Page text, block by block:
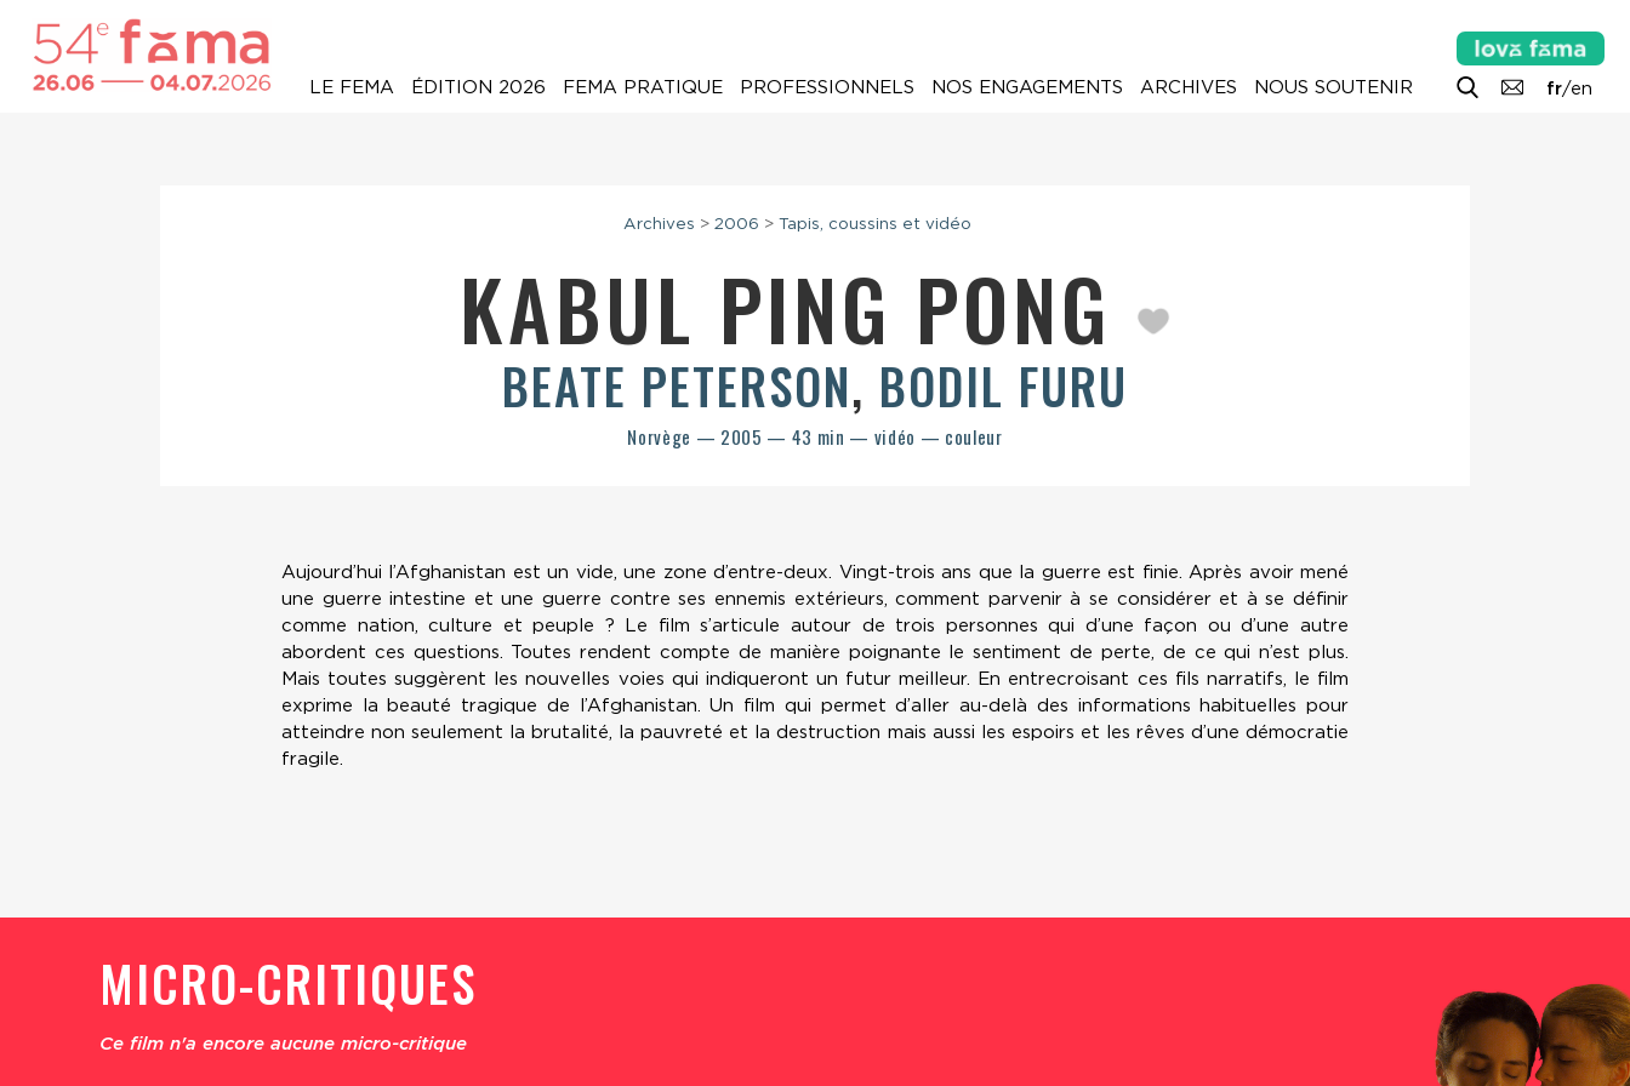
fr/en
LE FEMA ÉDITION 2026 FEMA PRATIQUE PROFESSIONNELS NOS ENGAGEMENTS ARCHIVES NOUS SOUTENIR
Archives > 2006 > Tapis, coussins et vidéo
KABUL PING PONG
BEATE PETERSON, BODIL FURU
Norvège — 2005 — 43 min — vidéo — couleur
Aujourd’hui l’Afghanistan est un vide, une zone d’entre-deux. Vingt-trois ans que la guerre est finie. Après avoir mené
une guerre intestine et une guerre contre ses ennemis extérieurs, comment parvenir à se considérer et à se définir
comme nation, culture et peuple ? Le film s’articule autour de trois personnes qui d’une façon ou d’une autre
abordent ces questions. Toutes rendent compte de manière poignante le sentiment de perte, de ce qui n’est plus.
Mais toutes suggèrent les nouvelles voies qui indiqueront un futur meilleur. En entrecroisant ces fils narratifs, le film
exprime la beauté tragique de l’Afghanistan. Un film qui permet d’aller au-delà des informations habituelles pour
atteindre non seulement la brutalité, la pauvreté et la destruction mais aussi les espoirs et les rêves d’une démocratie
fragile.
MICRO-CRITIQUES
Ce film n'a encore aucune micro-critique